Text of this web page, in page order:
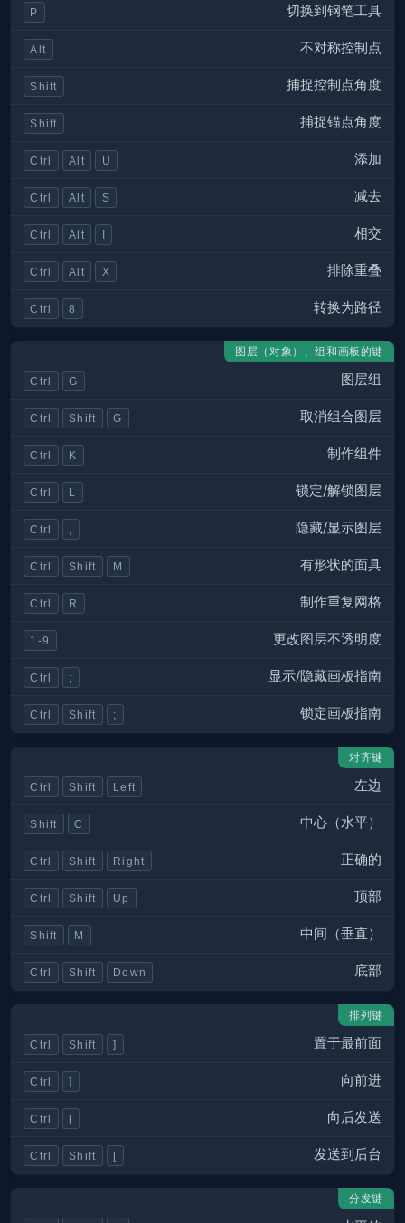
P 切换到钢笔工具
Alt 不对称控制点
Shift 捕捉控制点角度
Shift 捕捉锚点角度
Ctrl Alt U 添加
Ctrl Alt S 减去
Ctrl Alt I 相交
Ctrl Alt X 排除重叠
Ctrl 8 转换为路径
图层（对象）、组和画板的键
Ctrl G 图层组
Ctrl Shift G 取消组合图层
Ctrl K 制作组件
Ctrl L 锁定/解锁图层
Ctrl 隐藏/显示图层
Ctrl Shift M 有形状的面具
Ctrl R 制作重复网格
1-9 更改图层不透明度
Ctrl ; 显示/隐藏画板指南
Ctrl Shift ; 锁定画板指南
对齐键
Ctrl Shift Left 左边
Shift C 中心（水平）
Ctrl Shift Right 正确的
Ctrl Shift Up 顶部
Shift M 中间（垂直）
Ctrl Shift Down 底部
排列键
Ctrl Shift ] 置于最前面
Ctrl ] 向前进
Ctrl [ 向后发送
Ctrl Shift [ 发送到后台
分发键